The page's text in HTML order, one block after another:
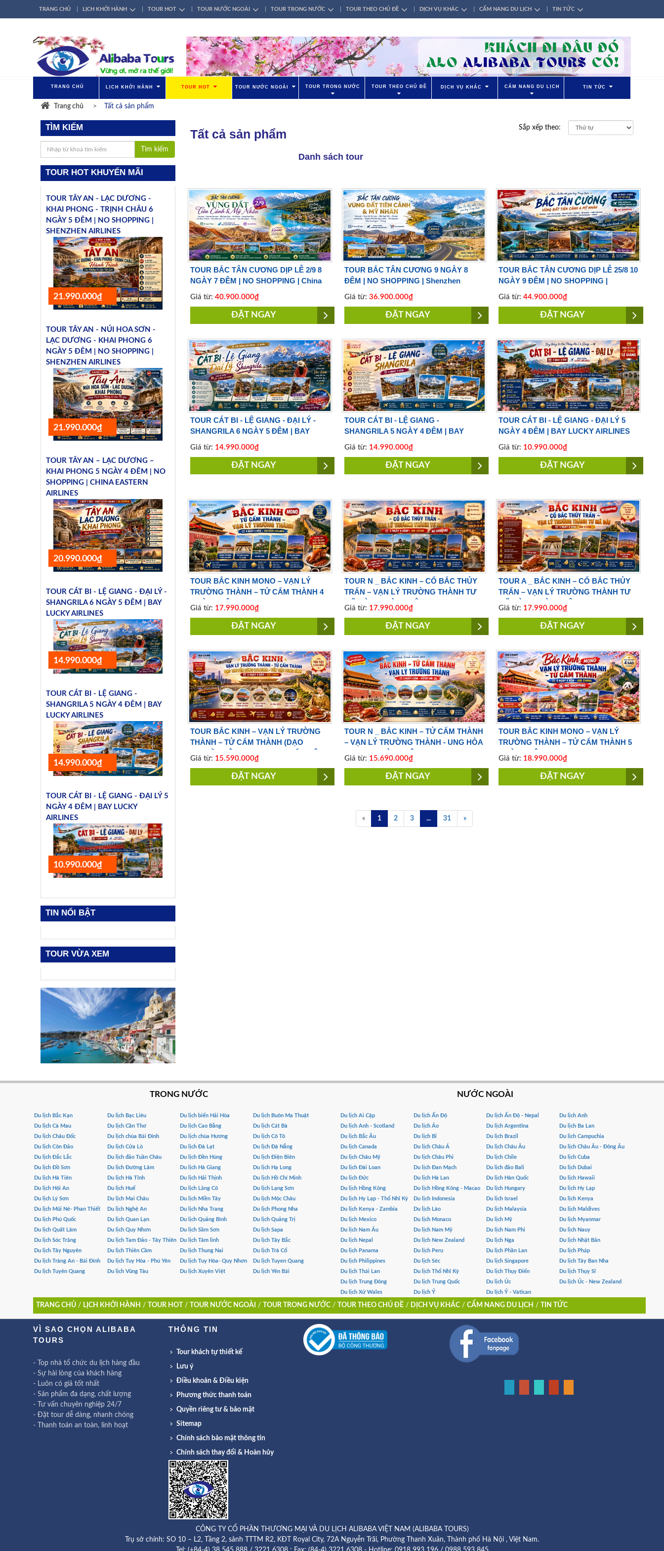
TRANG CHỦ LỊCH KHỞI HÀNH TOUR HOT TOUR NƯỚC NGOÀI TOUR TRONG NƯỚC TOUR THEO CHỦ ĐỀ DỊCH VỤ KHÁC CẨM NANG DU LỊCH TIN TỨC
TRANG CHỦ LỊCH KHỞI HÀNH TOUR HOT TOUR NƯỚC NGOÀI TOUR TRONG NƯỚC TOUR THEO CHỦ ĐỀ DỊCH VỤ KHÁC CẨM NANG DU LỊCH TIN TỨC
Trang chủ Tất cả sản phẩm
Tất cả sản phẩm Sắp xếp theo:
Danh sách tour
TOUR BẮC TÂN CƯƠNG DỊP LỄ 2/9 8
NGÀY 7 ĐÊM | NO SHOPPING | China
Giá từ: 40.900.000₫
ĐẶT NGAY
TOUR BẮC TÂN CƯƠNG 9 NGÀY 8
ĐÊM | NO SHOPPING | Shenzhen
Giá từ: 36.900.000₫
ĐẶT NGAY
TOUR BẮC TÂN CƯƠNG DỊP LỄ 25/8 10
NGÀY 9 ĐÊM | NO SHOPPING |
Giá từ: 44.900.000₫
ĐẶT NGAY
TOUR CÁT BI - LỆ GIANG - ĐẠI LÝ -
SHANGRILA 6 NGÀY 5 ĐÊM | BAY
LUCKY AIRLINES
Giá từ: 14.990.000₫
ĐẶT NGAY
TOUR CÁT BI - LỆ GIANG -
SHANGRILA 5 NGÀY 4 ĐÊM | BAY
LUCKY AIRLINES
Giá từ: 14.990.000₫
ĐẶT NGAY
TOUR CÁT BI - LỆ GIANG - ĐẠI LÝ 5
NGÀY 4 ĐÊM | BAY LUCKY AIRLINES
Giá từ: 10.990.000₫
ĐẶT NGAY
TOUR BẮC KINH MONO – VẠN LÝ
TRƯỜNG THÀNH – TỬ CẤM THÀNH 4
Giá từ: 17.990.000₫
ĐẶT NGAY
TOUR N _ BẮC KINH – CỔ BẮC THỦY
TRẤN – VẠN LÝ TRƯỜNG THÀNH TƯ
SHOPPING |BAY AIR CHINA
Giá từ: 17.990.000₫
ĐẶT NGAY
TOUR A _ BẮC KINH – CỔ BẮC THỦY
TRẤN – VẠN LÝ TRƯỜNG THÀNH TƯ
SHOPPING |BAY AIR CHINA
Giá từ: 17.990.000₫
ĐẶT NGAY
TOUR BẮC KINH – VẠN LÝ TRƯỜNG
THÀNH – TỬ CẤM THÀNH (DẠO
CUNG ĐÌNH) 5 NGÀY 4 ĐÊM | BAY
VIETJET AIR
Giá từ: 15.590.000₫
ĐẶT NGAY
TOUR N _ BẮC KINH – TỬ CẤM THÀNH
– VẠN LÝ TRƯỜNG THÀNH - UNG HÒA
Giá từ: 15.690.000₫
ĐẶT NGAY
TOUR BẮC KINH MONO – VẠN LÝ
TRƯỜNG THÀNH – TỬ CẤM THÀNH 5
Giá từ: 18.990.000₫
ĐẶT NGAY
« 1 2 3 ... 31 »
TÌM KIẾM
Tìm kiếm
TOUR HOT KHUYẾN MÃI
TOUR TÂY AN - LẠC DƯƠNG -
KHAI PHONG - TRỊNH CHÂU 6
NGÀY 5 ĐÊM | NO SHOPPING |
SHENZHEN AIRLINES
21.990.000₫
TOUR TÂY AN - NÚI HOA SƠN -
LẠC DƯƠNG - KHAI PHONG 6
NGÀY 5 ĐÊM | NO SHOPPING |
SHENZHEN AIRLINES
21.990.000₫
TOUR TÂY AN – LẠC DƯƠNG –
KHAI PHONG 5 NGÀY 4 ĐÊM | NO
SHOPPING | CHINA EASTERN
AIRLINES
20.990.000₫
TOUR CÁT BI - LỆ GIANG - ĐẠI LÝ -
SHANGRILA 6 NGÀY 5 ĐÊM | BAY
LUCKY AIRLINES
14.990.000₫
TOUR CÁT BI - LỆ GIANG -
SHANGRILA 5 NGÀY 4 ĐÊM | BAY
LUCKY AIRLINES
14.990.000₫
TOUR CÁT BI - LỆ GIANG - ĐẠI LÝ 5
NGÀY 4 ĐÊM | BAY LUCKY
AIRLINES
10.990.000₫
TIN NỔI BẬT
TOUR VỪA XEM
TRONG NƯỚC
Du lịch Bắc Kạn Du lịch Bạc Liêu Du lịch biển Hải Hòa
Du lịch Buôn Ma Thuật
Du lịch Cà Mau
Du lịch Cần Thơ Du lịch Cao Bằng
Du lịch Cát Bà
Du lịch Châu Đốc
Du lịch chùa Bái Đính Du lịch chùa Hương
Du lịch Cô Tô
Du lịch Côn Đảo
Du lịch Cửa Lò Du lịch Đà Lạt
Du lịch Đà Nẵng
Du lịch Đắc Lắc
Du lịch đảo Tuần Châu Du lịch Đền Hùng
Du lịch Điện Biên
Du lịch Đồ Sơn
Du lịch Đường Lâm Du lịch Hà Giang
Du lịch Hạ Long
Du lịch Hà Tiên
Du lịch Hà Tĩnh Du lịch Hải Thịnh
Du lịch Hồ Chí Minh
Du lịch Hội An
Du lịch Huế Du lịch Lăng Cô
Du lịch Lạng Sơn
Du lịch Lý Sơn
Du lịch Mai Châu Du lịch Miền Tây
Du lịch Mộc Châu
Du lịch Mũi Né- Phan Thiết
Du lịch Nghệ An Du lịch Nha Trang
Du lịch Phong Nha
Du lịch Phú Quốc
Du lịch Quan Lạn Du lịch Quảng Bình
Du lịch Quảng Trị
Du lịch Quất Lâm
Du lịch Quy Nhơn Du lịch Sầm Sơn
Du lịch Sapa
Du lịch Sóc Trăng
Du lịch Tam Đảo - Tây Thiên Du lịch Tâm linh
Du lịch Tây Bắc
Du lịch Tây Nguyên
Du lịch Thiên Cầm Du lịch Thung Nai
Du lịch Trà Cổ
Du lịch Tràng An - Bái Đính
Du lịch Tuy Hòa - Phú Yên Du lịch Tuy Hòa- Quy Nhơn
Du lịch Tuyen Quang
Du lịch Tuyên Quang
Du lịch Vũng Tàu Du lịch Xuyên Việt Du lịch Yên Bái
NƯỚC NGOÀI
Du lịch Ai Cập Du lịch Ấn Độ Du lịch Ấn Độ - Nepal
Du lịch Anh
Du lịch Anh - Scotland
Du lịch Áo Du lịch Argentina
Du lịch Ba Lan
Du lịch Bắc Âu
Du lịch Bỉ Du lịch Brazil
Du lịch Campuchia
Du lịch Canada
Du lịch Châu Á Du lịch Châu Âu
Du lịch Châu Âu - Đông Âu
Du lịch Châu Mỹ
Du lịch Châu Phi Du lịch Chile
Du lịch Cuba
Du lịch Đài Loan
Du lịch Đan Mạch Du lịch đảo Bali
Du lịch Dubai
Du lịch Đức
Du lịch Hà Lan Du lịch Hàn Quốc
Du lịch Hawaii
Du lịch Hồng Kông
Du lịch Hồng Kông - Macao Du lịch Hungary
Du lịch Hy Lạp
Du lịch Hy Lạp - Thổ Nhĩ Kỳ
Du lịch Indonesia Du lịch Israel
Du lịch Kenya
Du lịch Kenya - Zambia
Du lịch Lào Du lịch Malaysia
Du lịch Maldives
Du lịch Mexico
Du lịch Monaco Du lịch Mỹ
Du lịch Myanmar
Du lịch Nam Âu
Du lịch Nam Mỹ Du lịch Nam Phi
Du lịch Nauy
Du lịch Nepal
Du lịch New Zealand Du lịch Nga
Du lịch Nhật Bản
Du lịch Panama
Du lịch Peru Du lịch Phần Lan
Du lịch Pháp
Du lịch Philippines
Du lịch Séc Du lịch Singapore
Du lịch Tây Ban Nha
Du lịch Thái Lan
Du lịch Thổ Nhĩ Kỳ Du lịch Thụy Điển
Du lịch Thụy Sĩ
Du lịch Trung Đông
Du lịch Trung Quốc Du lịch Úc
Du lịch Úc - New Zealand
Du lịch Xứ Wales
Du lịch Ý Du lịch Ý - Vatican
TRANG CHỦ / LỊCH KHỞI HÀNH / TOUR HOT / TOUR NƯỚC NGOÀI / TOUR TRONG NƯỚC / TOUR THEO CHỦ ĐỀ / DỊCH VỤ KHÁC / CẨM NANG DU LỊCH / TIN TỨC
VÌ SAO CHỌN ALIBABA
TOURS
- Top nhà tổ chức du lịch hàng đầu
- Sự hài lòng của khách hàng
- Luôn có giá tốt nhất
- Sản phẩm đa dạng, chất lượng
- Tư vấn chuyên nghiệp 24/7
- Đặt tour dễ dàng, nhanh chóng
- Thanh toán an toàn, linh hoạt
THÔNG TIN
Tour khách tự thiết kế
Lưu ý
Điều khoản & Điều kiện
Phương thức thanh toán
Quyền riêng tư & bảo mật
Sitemap
Chính sách bảo mật thông tin
Chính sách thay đổi & Hoàn hủy
CÔNG TY CỔ PHẦN THƯƠNG MẠI VÀ DU LỊCH ALIBABA VIỆT NAM (ALIBABA TOURS)
Trụ sở chính: SO 10 – L2, Tầng 2, sảnh TTTM R2, KĐT Royal City, 72A Nguyễn Trãi, Phường Thanh Xuân, Thành phố Hà Nội , Việt Nam.